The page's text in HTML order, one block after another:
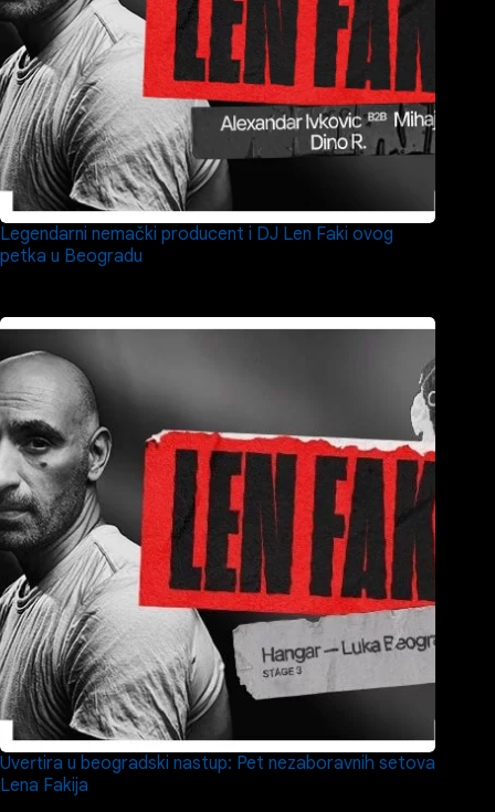
Legendarni nemački producent i DJ Len Faki ovog
petka u Beogradu
Uvertira u beogradski nastup: Pet nezaboravnih setova
Lena Fakija